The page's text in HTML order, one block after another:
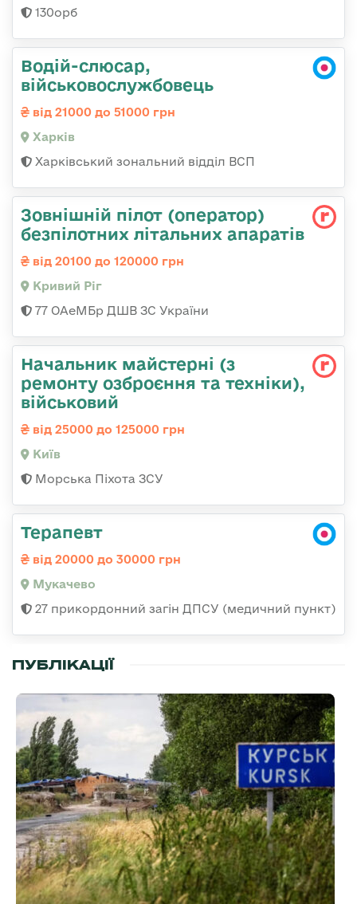
130орб
Водій-слюсар,
військовослужбовець
від 21000 до 51000 грн
Харків
Харківський зональний відділ ВСП
Зовнішній пілот (оператор)
безпілотних літальних апаратів
від 20100 до 120000 грн
Кривий Ріг
77 ОАеМБр ДШВ ЗС України
Начальник майстеpні (з
ремонту озбpоєння та техніки),
військовий
від 25000 до 125000 грн
Київ
Морська Піхота ЗСУ
Терапевт
від 20000 до 30000 грн
Мукачево
27 прикордонний загін ДПСУ (медичний пункт)
ПУБЛІКАЦІЇ